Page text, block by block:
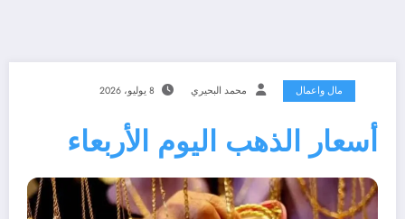
مال واعمال محمد البحيري 8 يوليو، 2026
أسعار الذهب اليوم الأربعاء